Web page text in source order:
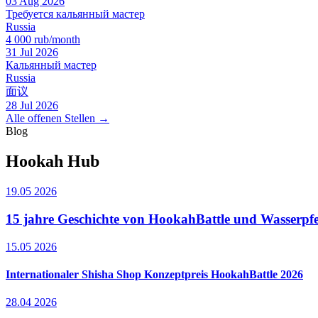
Требуется кальянный мастер
Russia
4 000 rub/month
31 Jul 2026
Кальянный мастер
Russia
面议
28 Jul 2026
Alle offenen Stellen →
Blog
Hookah Hub
19.05 2026
15 jahre Geschichte von HookahBattle und
15.05 2026
Internationaler Shisha Shop Konzeptpreis HookahBattle 2026
28.04 2026